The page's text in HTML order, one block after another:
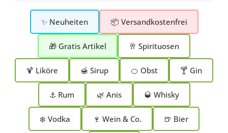
✨ Neuheiten 📦 Versandkostenfrei
🎁 Gratis Artikel 🥂 Spirituosen
🍹 Liköre 🍯 Sirup 🍊 Obst 🍸 Gin
⚓ Rum 🌿 Anis 🥃 Whisky
❄️ Vodka 🍷 Wein & Co. 🍺 Bier